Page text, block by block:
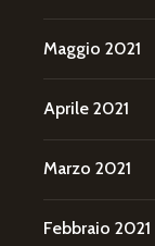
Maggio 2021
Aprile 2021
Marzo 2021
Febbraio 2021